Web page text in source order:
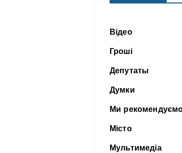
Відео
Гроші
Депутаты
Думки
Ми
Місто
Мультимедіа